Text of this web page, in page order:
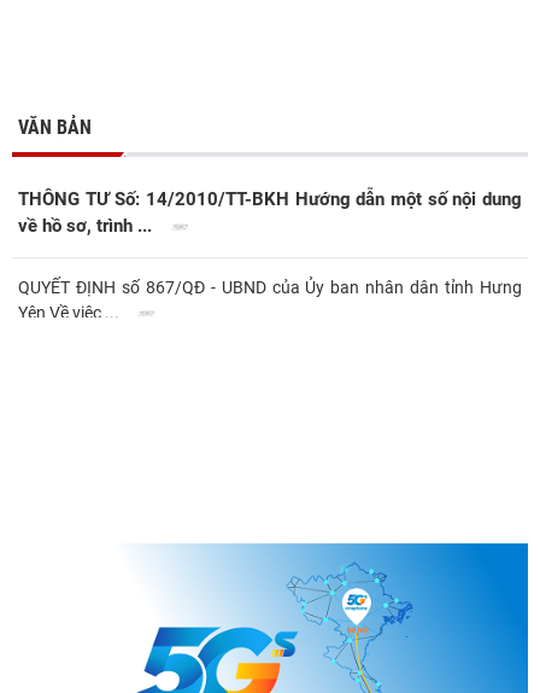
VĂN BẢN
THÔNG TƯ Số: 14/2010/TT-BKH Hướng dẫn một số nội dung
về hồ sơ, trình ...
QUYẾT ĐỊNH số 867/QĐ - UBND của Ủy ban nhân dân tỉnh Hưng
Yên Về việc ...